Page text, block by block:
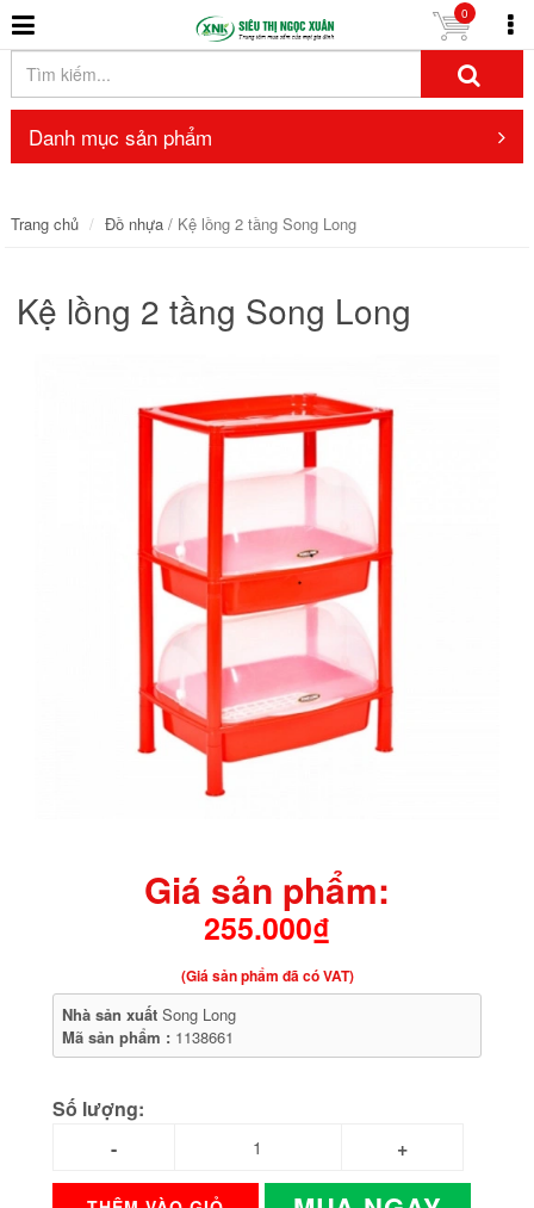
0
Danh mục sản phẩm
Trang chủ Đồ nhựa/ Kệ lồng 2 tầng Song Long
Kệ lồng 2 tầng Song Long
Giá sản phẩm:
255.000₫
(Giá sản phẩm đã có VAT)
Nhà sản xuất Song Long
Mã sản phẩm : 1138661
Số lượng: